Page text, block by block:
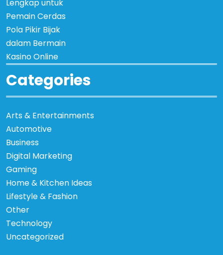
Lengkap untuk
Pemain Cerdas
Pola Pikir Bijak
dalam Bermain
Kasino Online
Categories
Arts & Entertainments
Automotive
Business
Digital Marketing
Gaming
Home & Kitchen Ideas
Lifestyle & Fashion
Other
Technology
Uncategorized